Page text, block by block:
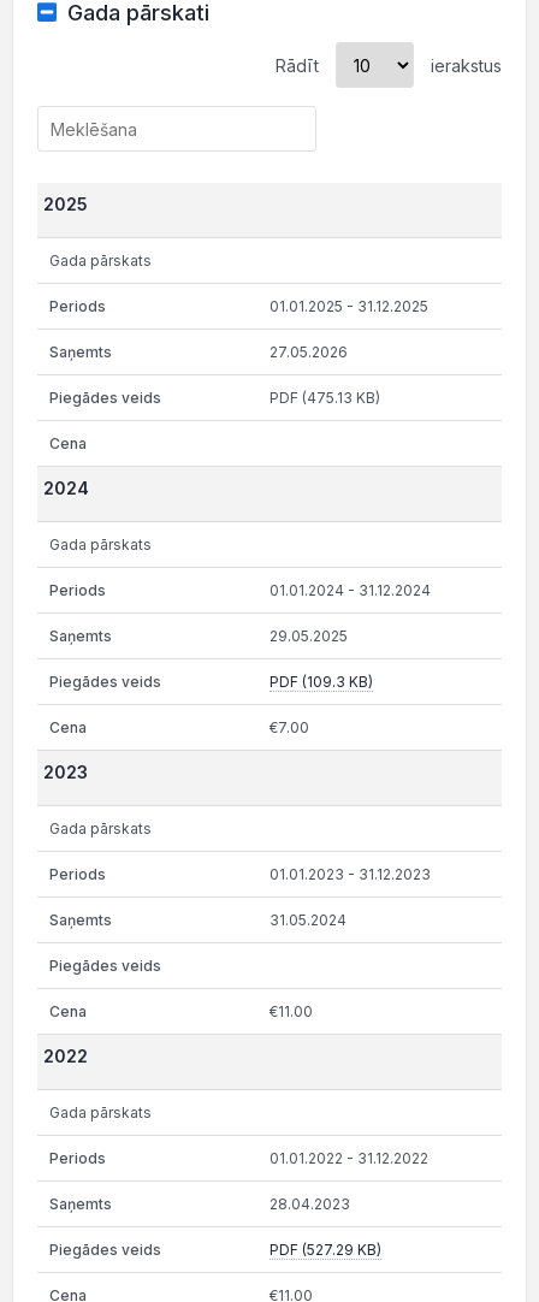
Gada pārskati
Rādīt ierakstus
2025
Gada pārskats
01.01.2025 - 31.12.2025
27.05.2026
PDF (475.13 KB)
2024
Gada pārskats
01.01.2024 - 31.12.2024
29.05.2025
PDF (109.3 KB)
€7.00
2023
Gada pārskats
01.01.2023 - 31.12.2023
31.05.2024
€11.00
2022
Gada pārskats
01.01.2022 - 31.12.2022
28.04.2023
PDF (527.29 KB)
€11.00